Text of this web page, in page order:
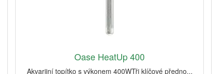
Oase HeatUp 400
Akvarijní topítko s výkonem 400WTři klíčové předno...